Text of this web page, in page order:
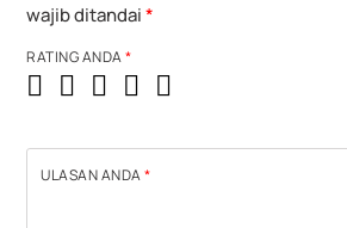
wajib ditandai*
RATING ANDA*
ULASAN ANDA*